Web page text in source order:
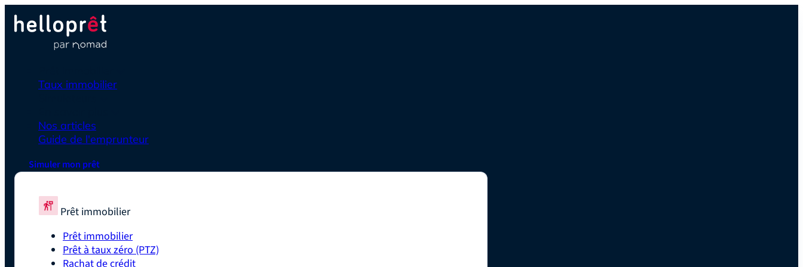
Taux immobilier
Nos articles
Guide de l'emprunteur
Simuler mon prêt
Prêt immobilier
Prêt immobilier
Prêt à taux zéro (PTZ)
Rachat de crédit